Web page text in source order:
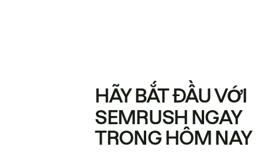
HÃY BẮT ĐẦU VỚI
SEMRUSH NGAY
TRONG HÔM NAY